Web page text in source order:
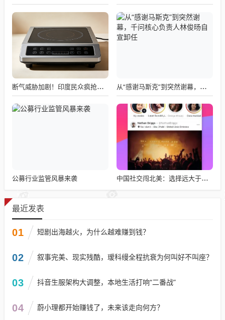
断气威胁加剧！印度民众疯抢电磁炉 制造商将从中国空运部件 从“感谢马斯克”到突然谢幕，千问核心负责人林俊旸自宣卸任
公募行业监管风暴来袭 中国社交闯北美：选择远大于努力
最近发表
01 短剧出海越火，为什么越难赚到钱？
02 叙事完美、现实残酷，瑷科缦全程抗衰为何叫好不叫座？
03 抖音生服架构大调整，本地生活打响“二番战”
04 蔚小理都开始赚钱了，未来该走向何方？